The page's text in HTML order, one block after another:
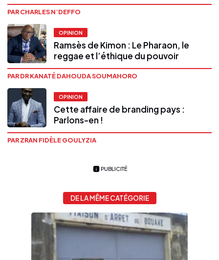
PAR CHARLES N’DEFFO
OPINION
Ramsès de Kimon : Le Pharaon, le
reggae et l’éthique du pouvoir
PAR DR KANATÉ DAHOUDA SOUMAHORO
OPINION
Cette affaire de branding pays :
Parlons-en !
PAR ZRAN FIDÈLE GOULYZIA
PUBLICITÉ
DE LA MÊME CATÉGORIE